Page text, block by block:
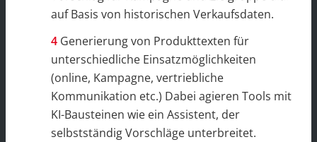
auf Basis von historischen Verkaufsdaten.
Generierung von Produkttexten für
unterschiedliche Einsatzmöglichkeiten
(online, Kampagne, vertriebliche
Kommunikation etc.) Dabei agieren Tools mit
KI-Bausteinen wie ein Assistent, der
selbstständig Vorschläge unterbreitet.